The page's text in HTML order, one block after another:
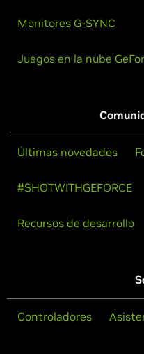
Monitores G-SYNC
Juegos en la nube
Últimas novedades
#SHOTWITHGEFORCE
Recursos de desarrollo
Controladores